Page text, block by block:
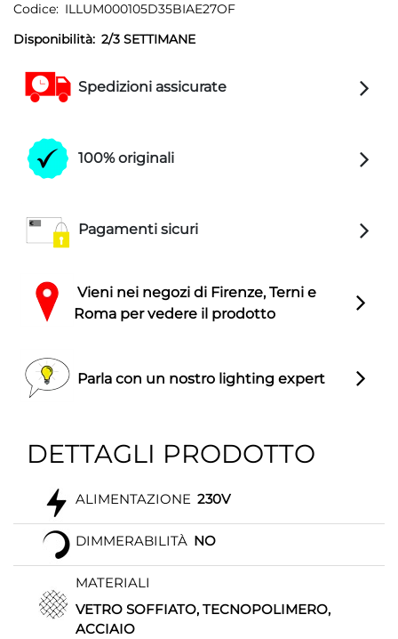
Codice: ILLUM000105D35BIAE27OF
Disponibilità: 2/3 SETTIMANE
Spedizioni assicurate
100% originali
Pagamenti sicuri
Vieni nei negozi di Firenze, Terni e
Roma per vedere il prodotto
Parla con un nostro lighting expert
DETTAGLI PRODOTTO
ALIMENTAZIONE 230V
DIMMERABILITÀ NO
MATERIALI
VETRO SOFFIATO, TECNOPOLIMERO,
ACCIAIO